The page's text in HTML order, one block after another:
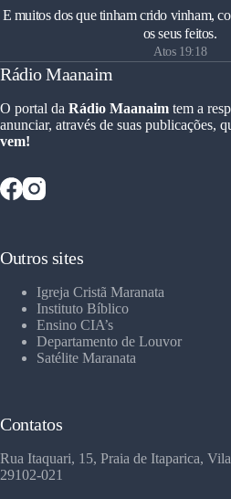
E muitos dos que tinham crido vinham,
os seus feitos.
Atos 19:18
Rádio Maanaim
O portal da Rádio Maanaim tem a
anunciar, através de suas publicações,
vem!
Outros sites
Igreja Cristã Maranata
Instituto Bíblico
Ensino CIA’s
Departamento de Louvor
Satélite Maranata
Contatos
Rua Itaquari, 15, Praia de Itaparica,
29102-021